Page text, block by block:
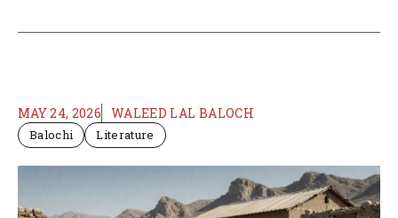
MAY 24, 2026 WALEED LAL BALOCH
Balochi Literature